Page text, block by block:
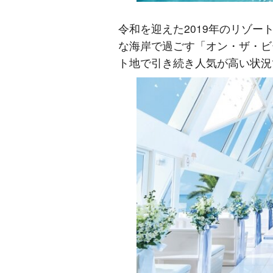
令和を迎えた2019年のリゾー
な海岸で過ごす「オン・ザ・
ト地で引き続き人気が高い状